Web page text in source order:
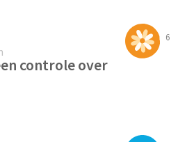
6
controle over